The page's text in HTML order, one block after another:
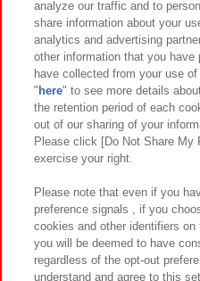
イベント・キャンペーン
関連会社 サステナビ
プライバシーポリシー ウェ
お取引先さまとともに
カスタマーハラスメント対応方針
analyze our traffic and to
share information about your
analytics and advertising
other information that you
have collected from your use
" here" to see more details
the retention period of each
out of our sharing of your
Please click [Do Not Share My
exercise your right.
Please note that even if you
preference signals , if you
cookies and other identifiers on
you will be deemed to have
regardless of the opt-out
understand and agree to this